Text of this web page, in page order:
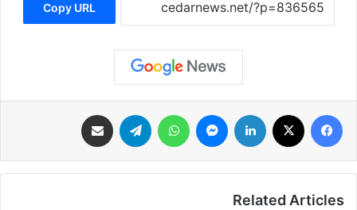
Copy URL
فيسبوك لينكدإن ماسنجر واتساب تيلقرام
Related Articles